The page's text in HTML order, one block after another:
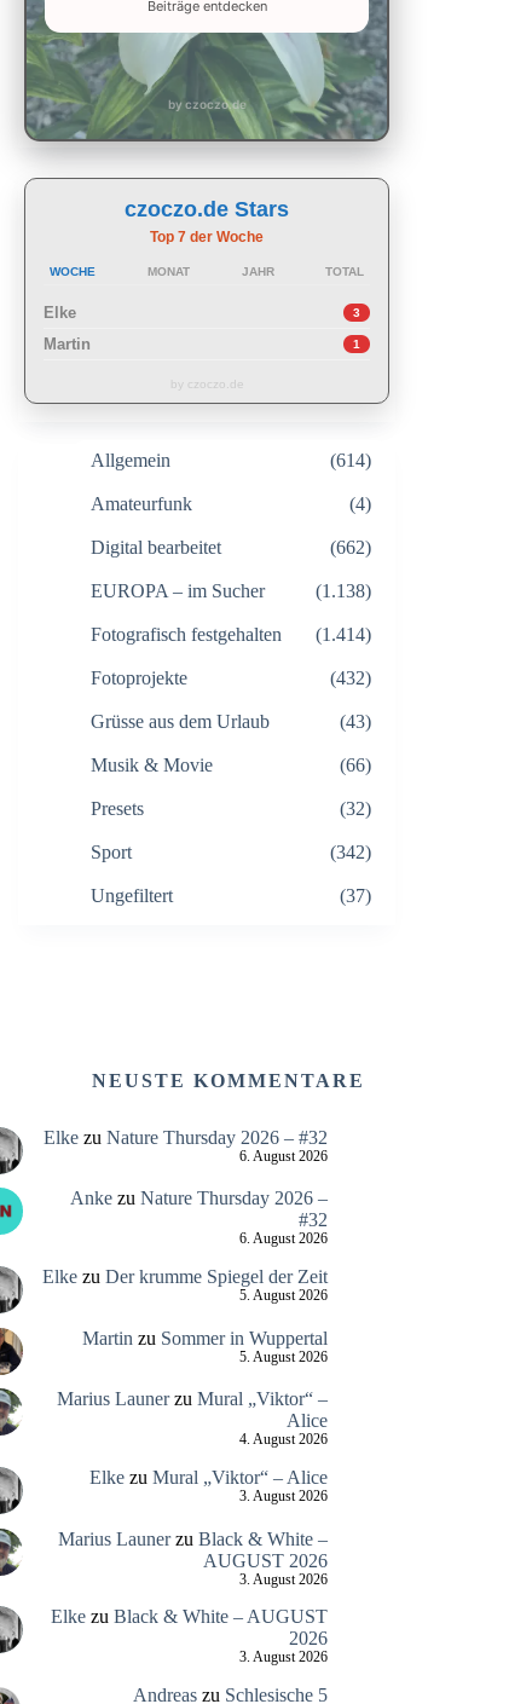
Beiträge entdecken
by czoczo.de
czoczo.de Stars
Top 7 der Woche
WOCHE MONAT JAHR TOTAL
Elke 3
Martin 1
by czoczo.de
Allgemein (614)
Amateurfunk (4)
Digital bearbeitet (662)
EUROPA – im Sucher (1.138)
Fotografisch festgehalten (1.414)
Fotoprojekte (432)
Grüsse aus dem Urlaub (43)
Musik & Movie (66)
Presets (32)
Sport (342)
Ungefiltert (37)
NEUSTE KOMMENTARE
Elkezu Nature Thursday 2026 – #32
6. August 2026
Ankezu Nature Thursday 2026 –
#32
6. August 2026
Elkezu Der krumme Spiegel der Zeit
5. August 2026
Martin zu Sommer in Wuppertal
5. August 2026
Marius Launerzu Mural „Viktor“ –
Alice
4. August 2026
Elkezu Mural „Viktor“ – Alice
3. August 2026
Marius Launerzu Black & White –
AUGUST 2026
3. August 2026
Elkezu Black & White – AUGUST
2026
3. August 2026
Andreaszu Schlesische 5